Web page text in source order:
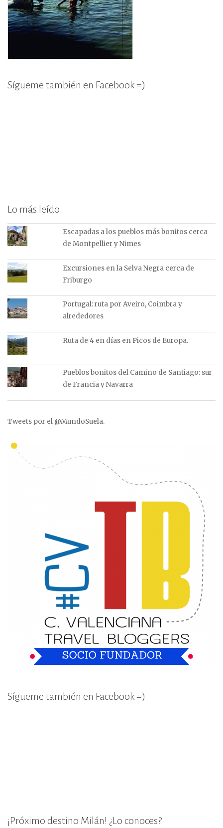
Sígueme también en Facebook =)
Lo más leído
Escapadas a los pueblos más bonitos cerca
de Montpellier y Nimes
Excursiones en la Selva Negra cerca de
Friburgo
Portugal: ruta por Aveiro, Coimbra y
alrededores
Ruta de 4 en días en Picos de Europa.
Pueblos bonitos del Camino de Santiago: sur
de Francia y Navarra
Tweets por el @MundoSuela.
Sígueme también en Facebook =)
¡Próximo destino Milán! ¿Lo conoces?